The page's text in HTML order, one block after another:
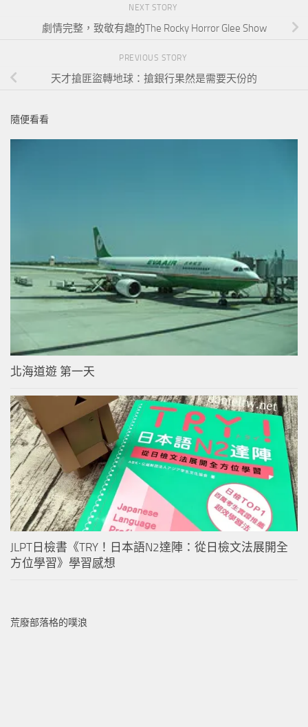
NEXT STORY
劇情完整，致敬有趣的The Rocky Horror Glee Show
PREVIOUS STORY
天才搶匪盜轉地球：搶銀行果然是需要天份的
隨便看看
北海道遊 第一天
JLPT日檢書《TRY！日本語N2達陣：從日檢文法展開全
方位學習》學習感想
荒廢部落格的噗浪